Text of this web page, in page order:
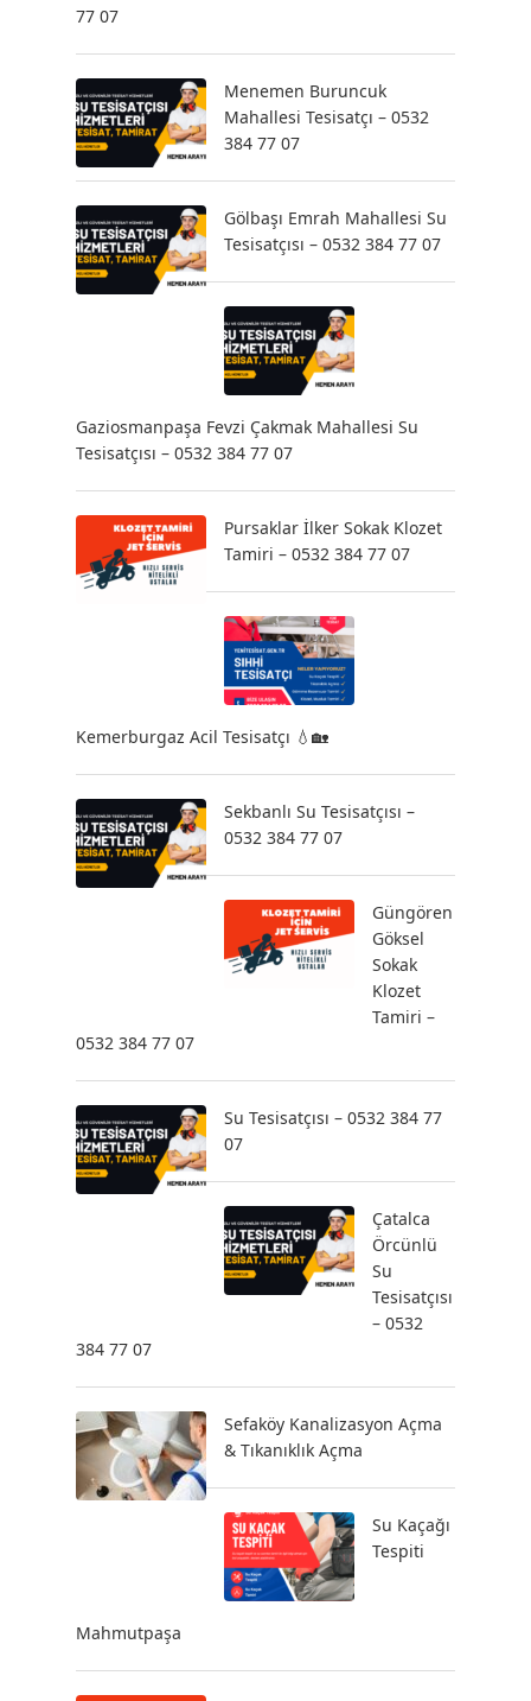
77 07
Menemen Buruncuk
Mahallesi Tesisatçı – 0532
384 77 07
Gölbaşı Emrah Mahallesi Su
Tesisatçısı – 0532 384 77 07
Gaziosmanpaşa Fevzi Çakmak Mahallesi Su
Tesisatçısı – 0532 384 77 07
Pursaklar İlker Sokak Klozet
Tamiri – 0532 384 77 07
Kemerburgaz Acil Tesisatçı 💧🏡
Sekbanlı Su Tesisatçısı –
0532 384 77 07
Güngören
Göksel
Sokak
Klozet
Tamiri –
0532 384 77 07
Su Tesisatçısı – 0532 384 77
07
Çatalca
Örcünlü
Su
Tesisatçısı
– 0532
384 77 07
Sefaköy Kanalizasyon Açma
& Tıkanıklık Açma
Su Kaçağı
Tespiti
Mahmutpaşa